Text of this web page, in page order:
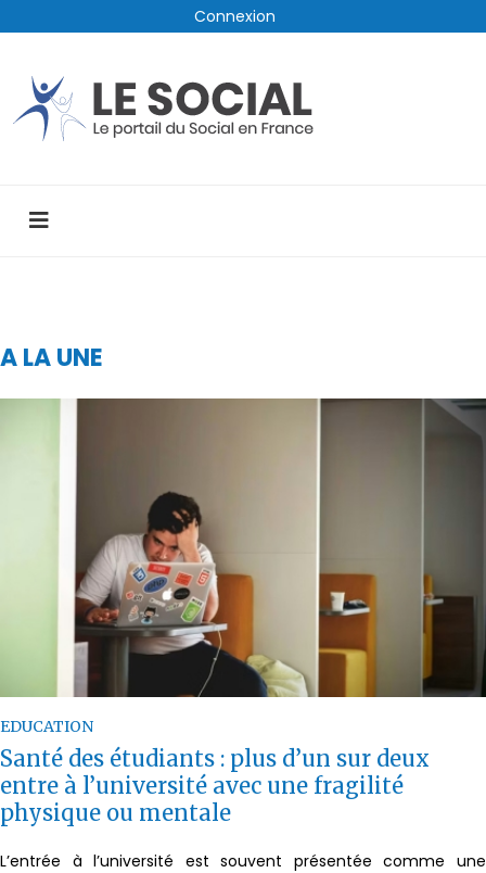
Connexion
A LA UNE
EDUCATION
Santé des étudiants : plus d’un sur deux
entre à l’université avec une fragilité
physique ou mentale
L’entrée à l’université est souvent présentée comme une